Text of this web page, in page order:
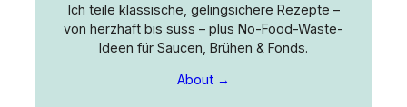
Ich teile klassische, gelingsichere Rezepte –
von herzhaft bis süss – plus No-Food-Waste-
Ideen für Saucen, Brühen & Fonds.
About →